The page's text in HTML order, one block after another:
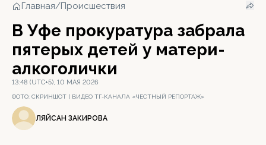
Главная/Происшествия
В Уфе прокуратура забрала
пятерых детей у матери-
алкоголички
13:48 (UTC+5), 10 МАЯ 2026
ФОТО: СКРИНШОТ | ВИДЕО ТГ-КАНАЛА «ЧЕСТНЫЙ РЕПОРТАЖ»
ЛЯЙСАН ЗАКИРОВА